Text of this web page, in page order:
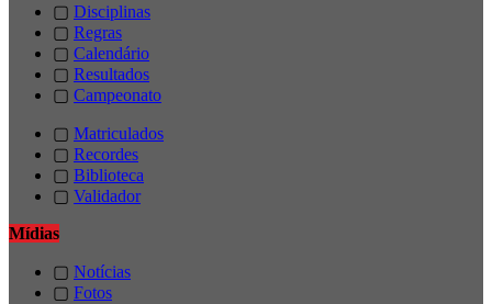
▢ Disciplinas
▢ Regras
▢ Calendário
▢ Resultados
▢ Campeonato
▢ Matriculados
▢ Recordes
▢ Biblioteca
▢ Validador
Mídias
▢ Notícias
▢ Fotos